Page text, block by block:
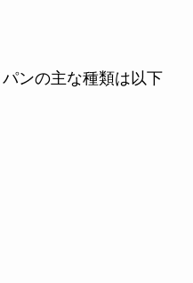
ンの主な種類は以下